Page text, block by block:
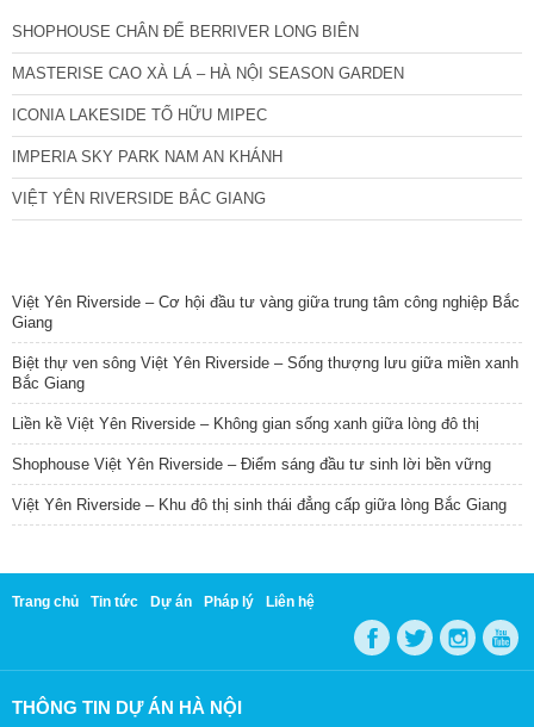
SHOPHOUSE CHÂN ĐẾ BERRIVER LONG BIÊN
MASTERISE CAO XÀ LÁ – HÀ NỘI SEASON GARDEN
ICONIA LAKESIDE TỐ HỮU MIPEC
IMPERIA SKY PARK NAM AN KHÁNH
VIỆT YÊN RIVERSIDE BẮC GIANG
Việt Yên Riverside – Cơ hội đầu tư vàng giữa trung tâm công nghiệp Bắc
Giang
Biệt thự ven sông Việt Yên Riverside – Sống thượng lưu giữa miền xanh
Bắc Giang
Liền kề Việt Yên Riverside – Không gian sống xanh giữa lòng đô thị
Shophouse Việt Yên Riverside – Điểm sáng đầu tư sinh lời bền vững
Việt Yên Riverside – Khu đô thị sinh thái đẳng cấp giữa lòng Bắc Giang
Trang chủ Tin tức Dự án Pháp lý Liên hệ
THÔNG TIN DỰ ÁN HÀ NỘI